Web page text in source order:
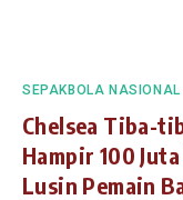
SEPAKBOLA NASIONAL
Chelsea Tiba-
Hampir 100
Lusin Pemain